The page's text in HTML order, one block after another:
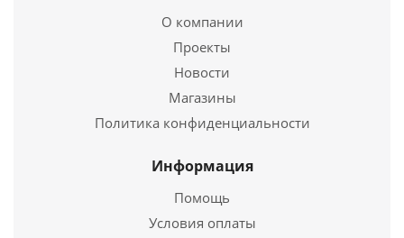
26 990руб.
Подробнее
Купить в 1 клик
О компании
Проекты
Новости
Магазины
Политика конфиденциальности
Информация
Помощь
Условия оплаты